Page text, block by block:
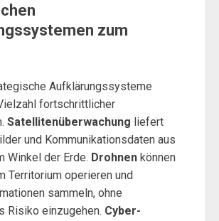
zum
Aufklärungssysteme
fortschrittlicher
Satellitenüberwachung liefert
und Kommunikationsdaten aus
Winkel der Erde. Drohnen können
Territorium operieren und
sammeln, ohne
Risiko einzugehen. Cyber-